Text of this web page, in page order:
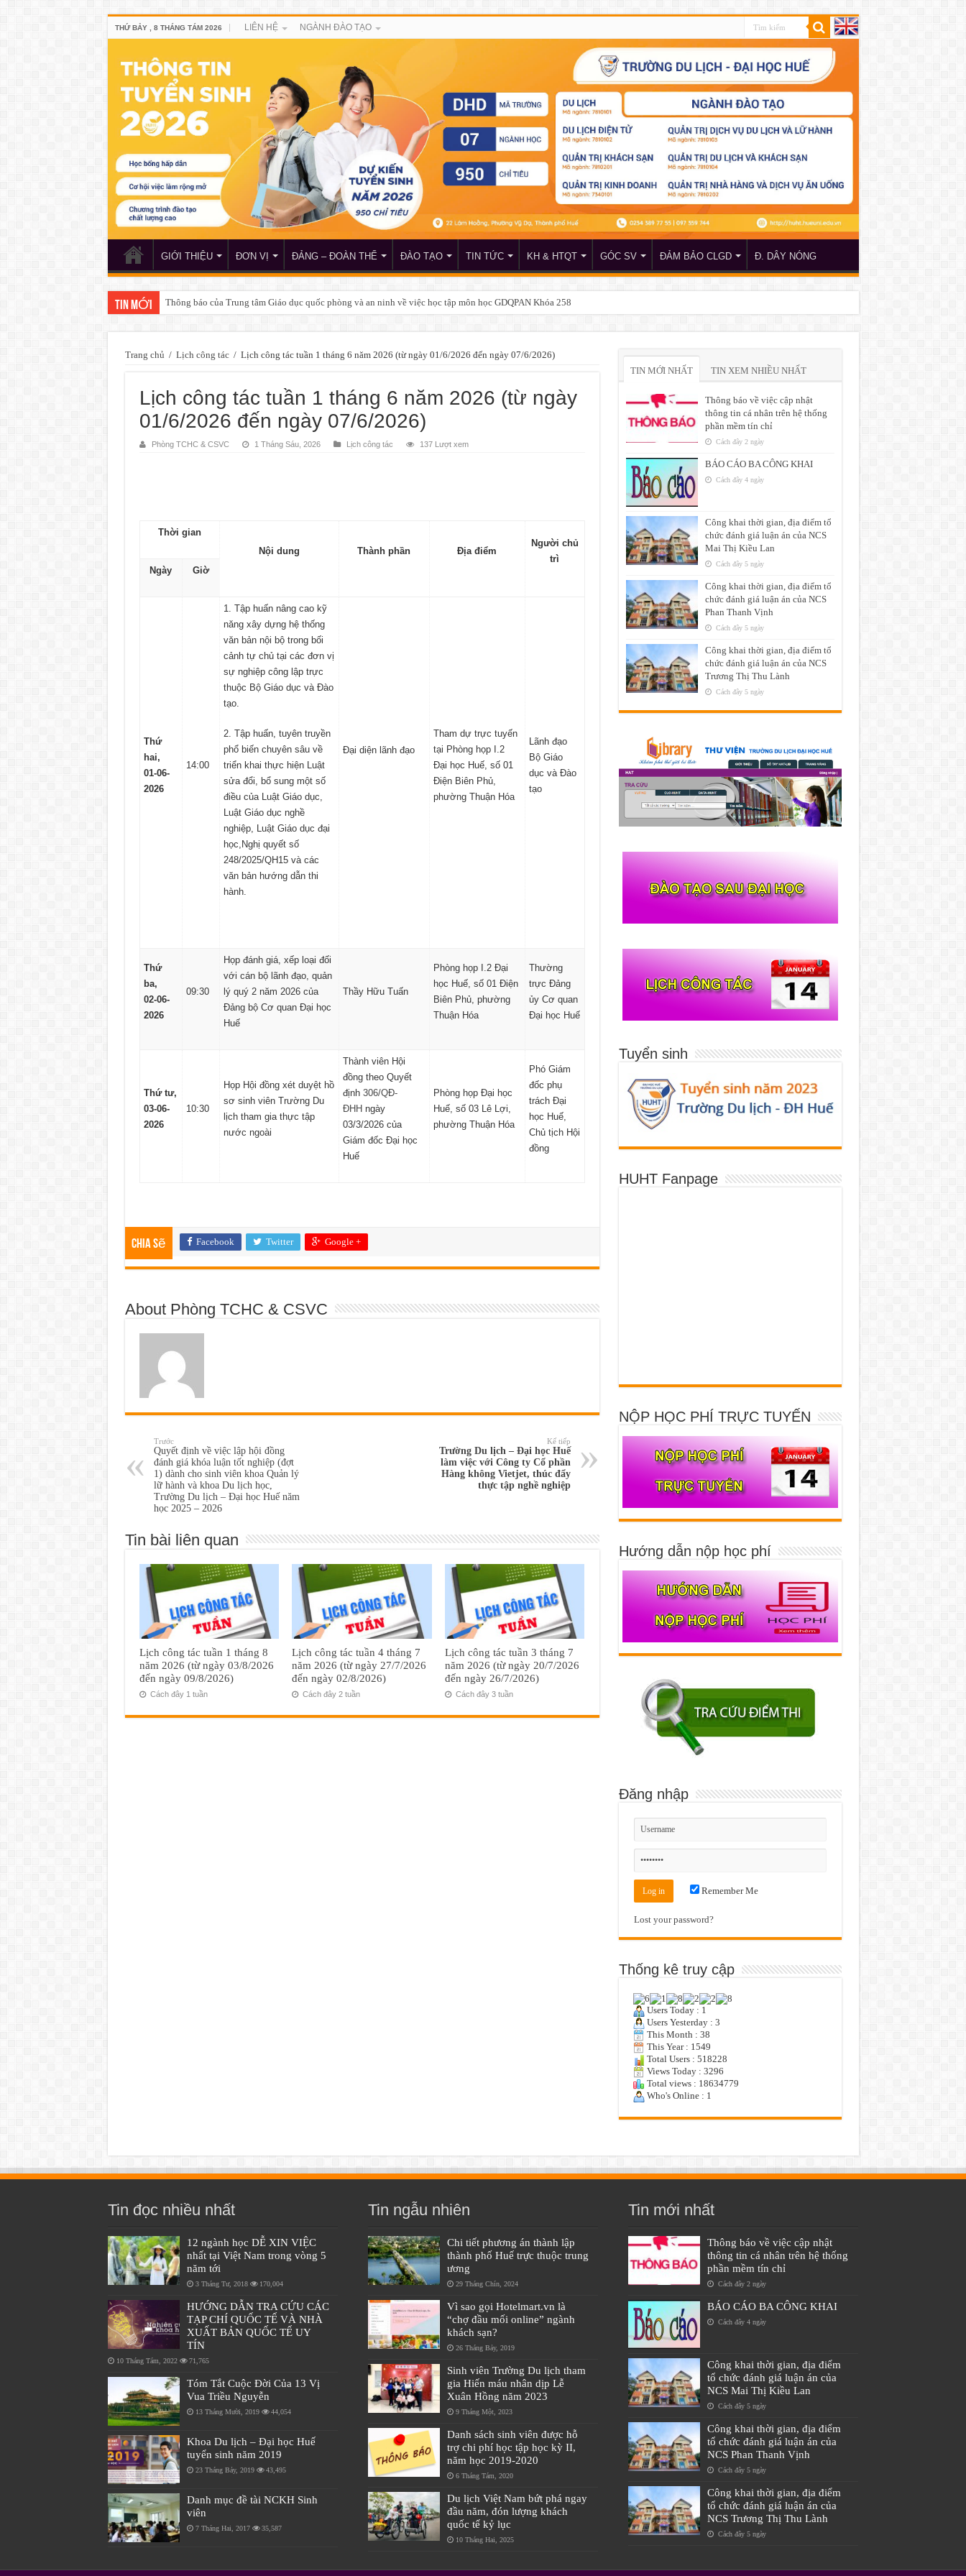
THỨ BẢY , 8 THÁNG TÁM 2026 LIÊN HỆ NGÀNH ĐÀO TẠO
GIỚI THIỆU ĐƠN VỊ ĐẢNG – ĐOÀN THỂ ĐÀO TẠO TIN TỨC KH & HTQT GÓC SV ĐẢM BẢO CLGD Đ. DÂY NÓNG
TIN MỚI Thông báo của Trung tâm Giáo dục quốc phòng và an ninh về việc học tập môn học GDQPAN Khóa 258
Trang chủ / Lịch công tác / Lịch công tác tuần 1 tháng 6 năm 2026 (từ ngày 01/6/2026 đến ngày 07/6/2026)
Lịch công tác tuần 1 tháng 6 năm 2026 (từ ngày
01/6/2026 đến ngày 07/6/2026)
Phòng TCHC & CSVC 1 Tháng Sáu, 2026 Lịch công tác 137 Lượt xem
Thời gian
Nội dung
Thành phần Địa điểm
Người chủ
trì
Ngày
Giờ
Thứ
hai,
01-06-
2026
14:00
1. Tập huấn nâng cao kỹ
năng xây dựng hệ thống
văn bản nội bộ trong bối
cảnh tự chủ tại các đơn vị
sự nghiệp công lập trực
thuộc Bộ Giáo dục và Đào
tạo.
2. Tập huấn, tuyên truyền
phổ biến chuyên sâu về
triển khai thực hiện Luật
sửa đổi, bổ sung một số
điều của Luật Giáo dục,
Luật Giáo dục nghề
nghiệp, Luật Giáo dục đại
học,Nghị quyết số
248/2025/QH15 và các
văn bản hướng dẫn thi
hành.
Đại diện lãnh đạo
Tham dự trực tuyến
tại Phòng họp I.2
Đại học Huế, số 01
Điện Biên Phủ,
phường Thuận Hóa
Lãnh đạo
Bộ Giáo
dục và Đào
tạo
Thứ
ba,
02-06-
2026
09:30
Họp đánh giá, xếp loại đối
với cán bộ lãnh đạo, quản
lý quý 2 năm 2026 của
Đảng bộ Cơ quan Đại học
Huế
Thầy Hữu Tuấn
Phòng họp I.2 Đại
học Huế, số 01 Điện
Biên Phủ, phường
Thuận Hóa
Thường
trực Đảng
ủy Cơ quan
Đại học Huế
Thứ tư,
03-06-
2026
10:30
Họp Hội đồng xét duyệt hồ
sơ sinh viên Trường Du
lịch tham gia thực tập
nước ngoài
Thành viên Hội
đồng theo Quyết
định 306/QĐ-
ĐHH ngày
03/3/2026 của
Giám đốc Đại học
Huế
Phòng họp Đại học
Huế, số 03 Lê Lợi,
phường Thuận Hóa
Phó Giám
đốc phụ
trách Đại
học Huế,
Chủ tịch Hội
đồng
Chia sẽ Facebook Twitter Google +
About Phòng TCHC & CSVC
Trước
Quyết định về việc lập hội đồng
đánh giá khóa luận tốt nghiệp (đợt
1) dành cho sinh viên khoa Quản lý
lữ hành và khoa Du lịch học,
Trường Du lịch – Đại học Huế năm
học 2025 – 2026
Kế tiếp
Trường Du lịch – Đại học Huế
làm việc với Công ty Cổ phần
Hàng không Vietjet, thúc đẩy
thực tập nghề nghiệp
Tin bài liên quan
Lịch công tác tuần 1 tháng 8
năm 2026 (từ ngày 03/8/2026
đến ngày 09/8/2026)
Cách đây 1 tuần
Lịch công tác tuần 4 tháng 7
năm 2026 (từ ngày 27/7/2026
đến ngày 02/8/2026)
Cách đây 2 tuần
Lịch công tác tuần 3 tháng 7
năm 2026 (từ ngày 20/7/2026
đến ngày 26/7/2026)
Cách đây 3 tuần
TIN MỚI NHẤT TIN XEM NHIỀU NHẤT
Thông báo về việc cập nhật
thông tin cá nhân trên hệ thống
phần mềm tín chỉ
Cách đây 2 ngày
BÁO CÁO BA CÔNG KHAI
Cách đây 4 ngày
Công khai thời gian, địa điểm tổ
chức đánh giá luận án của NCS
Mai Thị Kiều Lan
Cách đây 5 ngày
Công khai thời gian, địa điểm tổ
chức đánh giá luận án của NCS
Phan Thanh Vịnh
Cách đây 5 ngày
Công khai thời gian, địa điểm tổ
chức đánh giá luận án của NCS
Trương Thị Thu Lành
Cách đây 5 ngày
Tuyển sinh
HUHT Fanpage
NỘP HỌC PHÍ TRỰC TUYẾN
Hướng dẫn nộp học phí
Đăng nhập
Remember Me
Lost your password?
Thống kê truy cập
Users Today : 1
Users Yesterday : 3
This Month : 38
This Year : 1549
Total Users : 518228
Views Today : 3296
Total views : 18634779
Who's Online : 1
Tin đọc nhiều nhất
12 ngành học DỄ XIN VIỆC
nhất tại Việt Nam trong vòng 5
năm tới
3 Tháng Tư, 2018 170,004
HƯỚNG DẪN TRA CỨU CÁC
TẠP CHÍ QUỐC TẾ VÀ NHÀ
XUẤT BẢN QUỐC TẾ UY
TÍN
10 Tháng Tám, 2022 71,765
Tóm Tắt Cuộc Đời Của 13 Vị
Vua Triều Nguyễn
13 Tháng Mười, 2019 44,054
Khoa Du lịch – Đại học Huế
tuyển sinh năm 2019
23 Tháng Bảy, 2019 43,495
Danh mục đề tài NCKH Sinh
viên
7 Tháng Hai, 2017 35,587
Tin ngẫu nhiên
Chi tiết phương án thành lập
thành phố Huế trực thuộc trung
ương
29 Tháng Chín, 2024
Vì sao gọi Hotelmart.vn là
“chợ đầu mối online” ngành
khách sạn?
26 Tháng Bảy, 2019
Sinh viên Trường Du lịch tham
gia Hiến máu nhân dịp Lễ
Xuân Hồng năm 2023
9 Tháng Một, 2023
Danh sách sinh viên được hỗ
trợ chi phí học tập học kỳ II,
năm học 2019-2020
6 Tháng Tám, 2020
Du lịch Việt Nam bứt phá ngay
đầu năm, đón lượng khách
quốc tế kỷ lục
10 Tháng Hai, 2025
Tin mới nhất
Thông báo về việc cập nhật
thông tin cá nhân trên hệ thống
phần mềm tín chỉ
Cách đây 2 ngày
BÁO CÁO BA CÔNG KHAI
Cách đây 4 ngày
Công khai thời gian, địa điểm
tổ chức đánh giá luận án của
NCS Mai Thị Kiều Lan
Cách đây 5 ngày
Công khai thời gian, địa điểm
tổ chức đánh giá luận án của
NCS Phan Thanh Vịnh
Cách đây 5 ngày
Công khai thời gian, địa điểm
tổ chức đánh giá luận án của
NCS Trương Thị Thu Lành
Cách đây 5 ngày